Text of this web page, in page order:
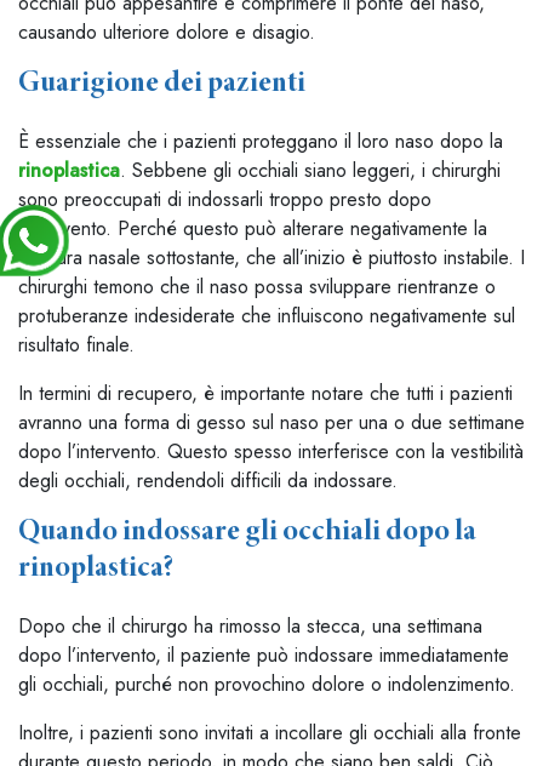
causando ulteriore dolore e disagio.
Guarigione dei pazienti
È essenziale che i pazienti proteggano il loro naso dopo la
rinoplastica. Sebbene gli occhiali siano leggeri, i chirurghi
sono preoccupati di indossarli troppo presto dopo
l’intervento. Perché questo può alterare negativamente la
struttura nasale sottostante, che all’inizio è piuttosto instabile. I
chirurghi temono che il naso possa sviluppare rientranze o
protuberanze indesiderate che influiscono negativamente sul
risultato finale.
In termini di recupero, è importante notare che tutti i pazienti
avranno una forma di gesso sul naso per una o due settimane
dopo l’intervento. Questo spesso interferisce con la vestibilità
degli occhiali, rendendoli difficili da indossare.
Quando indossare gli occhiali dopo la
rinoplastica?
Dopo che il chirurgo ha rimosso la stecca, una settimana
dopo l’intervento, il paziente può indossare immediatamente
gli occhiali, purché non provochino dolore o indolenzimento.
Inoltre, i pazienti sono invitati a incollare gli occhiali alla fronte